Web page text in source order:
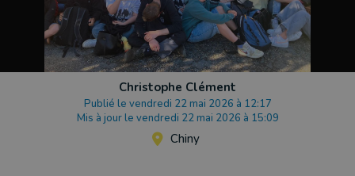
Christophe Clément
Publié le vendredi 22 mai 2026 à 12:17
Mis à jour le vendredi 22 mai 2026 à 15:09
Chiny